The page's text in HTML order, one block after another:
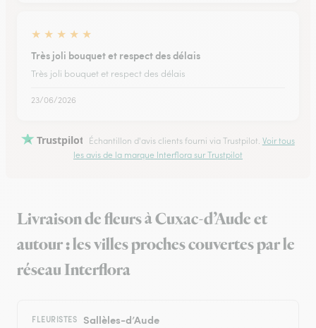
★ ★ ★ ★ ★
Très joli bouquet et respect des délais
Très joli bouquet et respect des délais
23/06/2026
Trustpilot Échantillon d'avis clients fourni via Trustpilot. Voir tous
les avis de la marque Interflora sur Trustpilot
Livraison de fleurs à Cuxac-d’Aude et
autour : les villes proches couvertes par le
réseau Interflora
FLEURISTES Sallèles-d’Aude